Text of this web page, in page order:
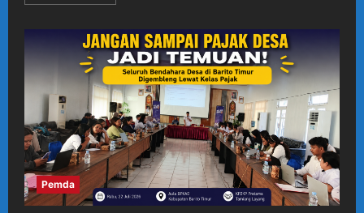
Hari
Anak
Nasional,
Kecamatan
Pematang
Karau
Gelar
Lomba
untuk
Asah
Bakat
dan
Kreativitas
Anak
Pemda